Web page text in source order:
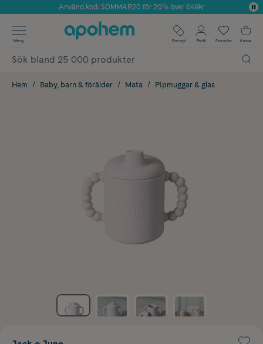
Årets Butik 2025 inom Skönhet
Använd kod: SOMMAR20 för 20% över 649kr
✓ Fri frakt
✓ Poäng på alla köp*
Meny Recept Profil Favoriter Kassa
Hem Baby, barn & förälder Mata Pipmuggar & glas